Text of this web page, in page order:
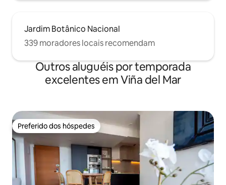
Jardim Botânico Nacional
339 moradores locais recomendam
Outros aluguéis por temporada
excelentes em Viña del Mar
Preferido dos hóspedes
Preferido dos hóspedes